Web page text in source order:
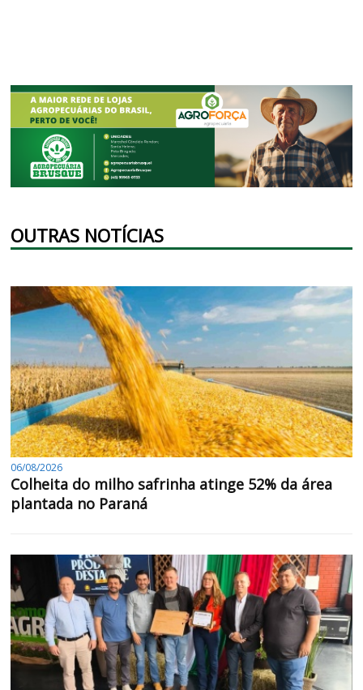
OUTRAS NOTÍCIAS
06/08/2026
Colheita do milho safrinha atinge 52% da área
plantada no Paraná